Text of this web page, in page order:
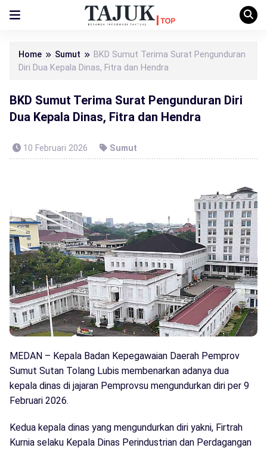
Home Sumut
BKD Sumut Terima Surat Pengunduran
Diri Dua Kepala Dinas, Fitra dan Hendra
BKD Sumut Terima Surat Pengunduran Diri
Dua Kepala Dinas, Fitra dan Hendra
10 Februari 2026 Sumut
MEDAN – Kepala Badan Kepegawaian Daerah Pemprov
Sumut Sutan Tolang Lubis membenarkan adanya dua
kepala dinas di jajaran Pemprovsu mengundurkan diri per 9
Februari 2026.
Kedua kepala dinas yang mengundurkan diri yakni, Firtrah
Kurnia selaku Kepala Dinas Perindustrian dan Perdagangan